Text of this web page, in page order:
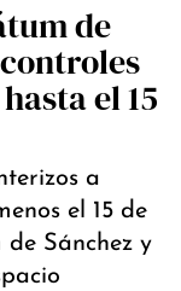
de
el 15
a
el 15 de
Sánchez y